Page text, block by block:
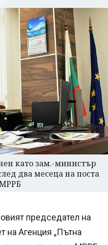
като зам.-министър
два месеца на поста
председател на
на Агенция „Пътна